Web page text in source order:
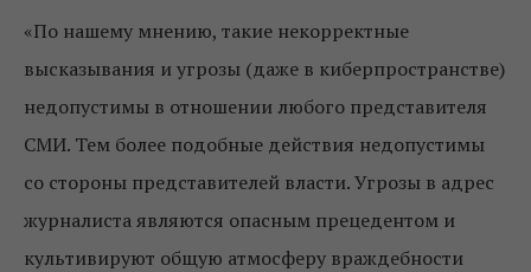
«По нашему мнению, такие некорректные
высказывания и угрозы (даже в киберпространстве)
недопустимы в отношении любого представителя
СМИ. Тем более подобные действия недопустимы
со стороны представителей власти. Угрозы в адрес
журналиста являются опасным прецедентом и
культивируют общую атмосферу враждебности